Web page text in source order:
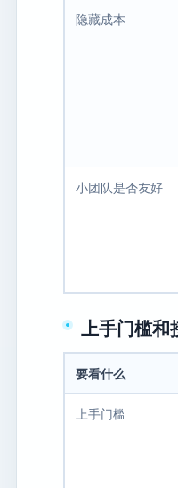
隐藏成本
小团队是否友好
上手门槛和
要看什么
上手门槛